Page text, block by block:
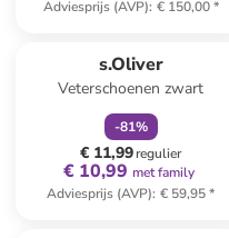
Adviesprijs (AVP): € 150,00*
s.Oliver
Veterschoenen zwart
-81%
€ 11,99regulier
€ 10,99 met family
Adviesprijs (AVP): € 59,95*